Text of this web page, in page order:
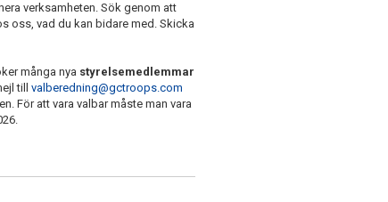
verksamheten. Sök genom att
oss, vad du kan bidare med. Skicka
många nya styrelsemedlemmar
till valberedning@gctroops.com
För att vara valbar måste man vara